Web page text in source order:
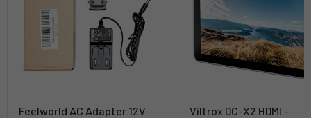
Feelworld AC Adapter 12V
Viltrox DC-X2 HDMI -